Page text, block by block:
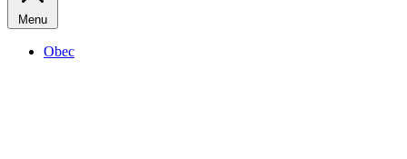
Menu
Obec